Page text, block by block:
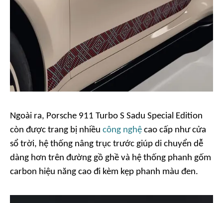
Ngoài ra, Porsche 911 Turbo S Sadu Special Edition
còn được trang bị nhiều công nghệ cao cấp như cửa
sổ trời, hệ thống nâng trục trước giúp di chuyển dễ
dàng hơn trên đường gồ ghề và hệ thống phanh gốm
carbon hiệu năng cao đi kèm kẹp phanh màu đen.